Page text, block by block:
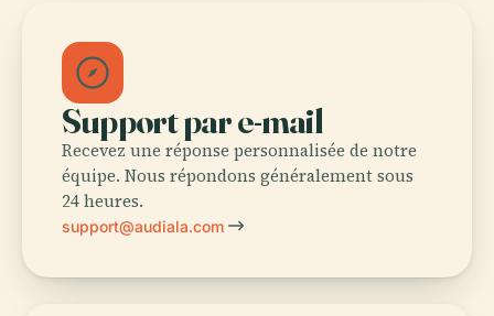
Support par e-mail
Recevez une réponse personnalisée de notre
équipe. Nous répondons généralement sous
24 heures.
support@audiala.com